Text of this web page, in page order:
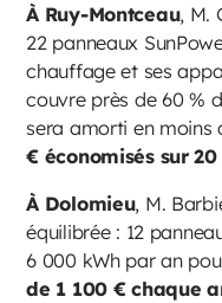
À Ruy-Montceau, M.
22 panneaux
chauffage et ses
couvre près de 60 %
sera amorti en moins
€ économisés sur 20
À Dolomieu, M.
équilibrée : 12
6 000 kWh par an
de 1 100 € chaque